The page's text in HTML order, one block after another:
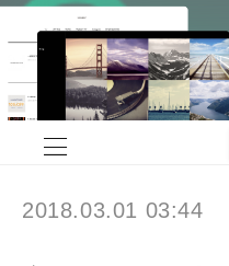
2018.03.01 03:44